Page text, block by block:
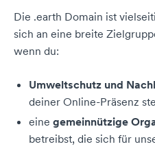
Die .earth Domain ist
sich an eine breite
wenn du:
Umweltschutz und
deiner Online-Präsenz
eine gemeinnützige
betreibst, die sich für